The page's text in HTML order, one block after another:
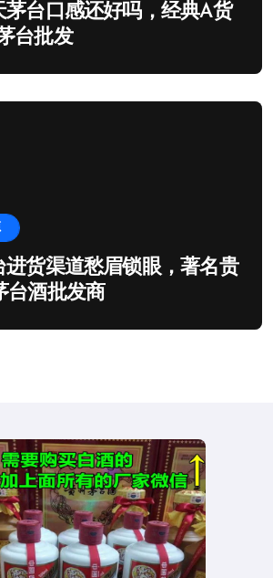
茅台口感还好吗，经典A货
台批发
进货渠道愁眉锁眼，著名贵
台酒批发商